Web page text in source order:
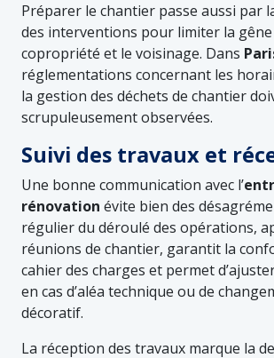
Préparer le chantier passe aussi par
des interventions pour limiter la gêne
copropriété et le voisinage. Dans
réglementations concernant les
la gestion des déchets de chantier
scrupuleusement observées.
Suivi des travaux et
Une bonne communication avec l’
rénovation évite bien des
régulier du déroulé des opérations,
réunions de chantier, garantit la
cahier des charges et permet
en cas d’aléa technique ou de
décoratif.
La réception des travaux marque la